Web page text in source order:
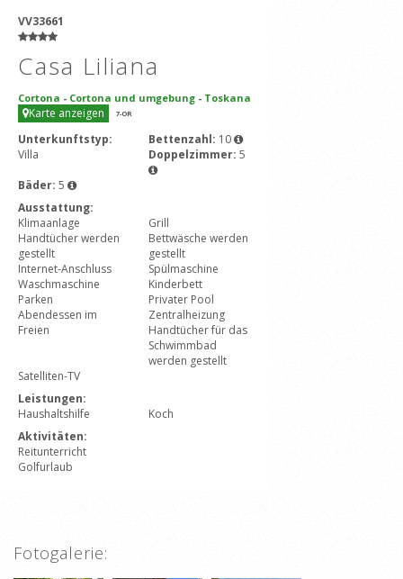
VV33661
Casa Liliana
Cortona - Cortona und umgebung - Toskana
Karte anzeigen 7-OR
Unterkunftstyp:
Villa
Bettenzahl: 10
Doppelzimmer: 5
Bäder: 5
Ausstattung:
Klimaanlage
Grill
Handtücher werden
gestellt
Bettwäsche werden
gestellt
Internet-Anschluss
Spülmaschine
Waschmaschine
Kinderbett
Parken
Privater Pool
Abendessen im
Freien
Zentralheizung
Handtücher für das
Schwimmbad
werden gestellt
Satelliten-TV
Leistungen:
Haushaltshilfe
Koch
Aktivitäten:
Reitunterricht
Golfurlaub
Fotogalerie: